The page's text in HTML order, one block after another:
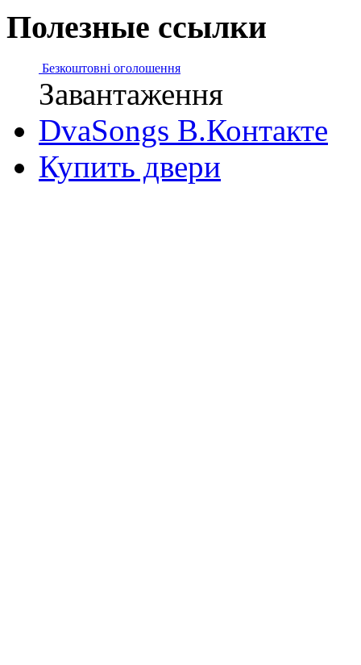
Полезные ссылки
Безкоштовні оголошення
Завантаження
DvaSongs В.Контакте
Купить двери